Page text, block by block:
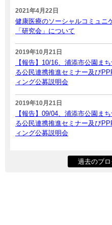
2021年4月22日
健康医療のソーシャルコミュニ
「研究会」について
2019年10月21日
【報告】10/16、浦添市公園ま
る公民連携推進セミナー及び
ィング公募説明会
2019年10月21日
【報告】09/04、浦添市公園ま
る公民連携推進セミナー及び
ィング公募説明会
過去のブ